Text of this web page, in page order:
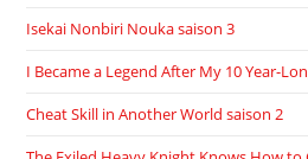
Isekai Nonbiri Nouka saison 3
I Became a Legend After My 10 Year-
Cheat Skill in Another World saison 2